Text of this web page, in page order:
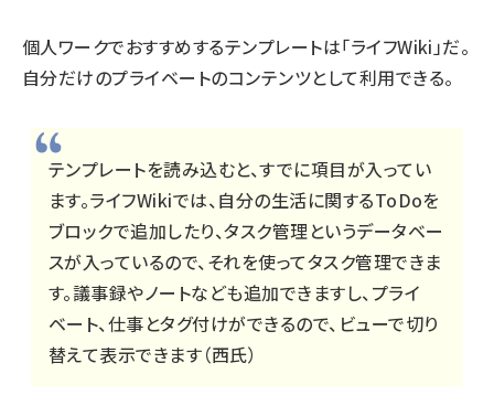
個人ワークでおすすめするテンプレートは「ライフWiki」だ。
自分だけのプライベートのコンテンツとして利用できる。
テンプレートを読み込むと、すでに項目が入ってい
ます。ライフWikiでは、自分の生活に関するToDoを
ブロックで追加したり、タスク管理というデータベー
スが入っているので、それを使ってタスク管理できま
す。議事録やノートなども追加できますし、プライ
ベート、仕事とタグ付けができるので、ビューで切り
替えて表示できます（西氏）